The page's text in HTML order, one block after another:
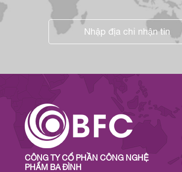
CÔNG TY CỔ PHẦN CÔNG NGHỆ
PHẨM BA ĐÌNH